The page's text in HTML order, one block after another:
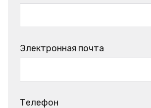
Электронная почта
Телефон